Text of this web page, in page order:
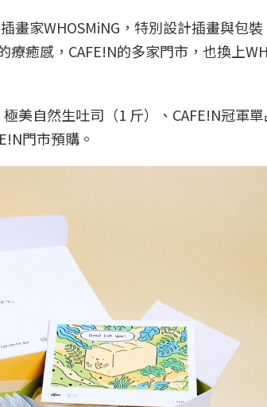
家WHOSMiNG，特別設計插畫與包裝
癒感，CAFE!N的多家門市，也換上
自然生吐司（1 斤）、CAFE!N冠軍單
門市預購。